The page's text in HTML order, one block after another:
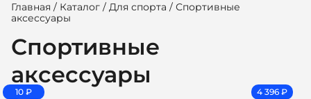
Главная / Каталог / Для спорта / Спортивные
аксессуары
Спортивные
аксессуары
10 ₽ 4 396 ₽